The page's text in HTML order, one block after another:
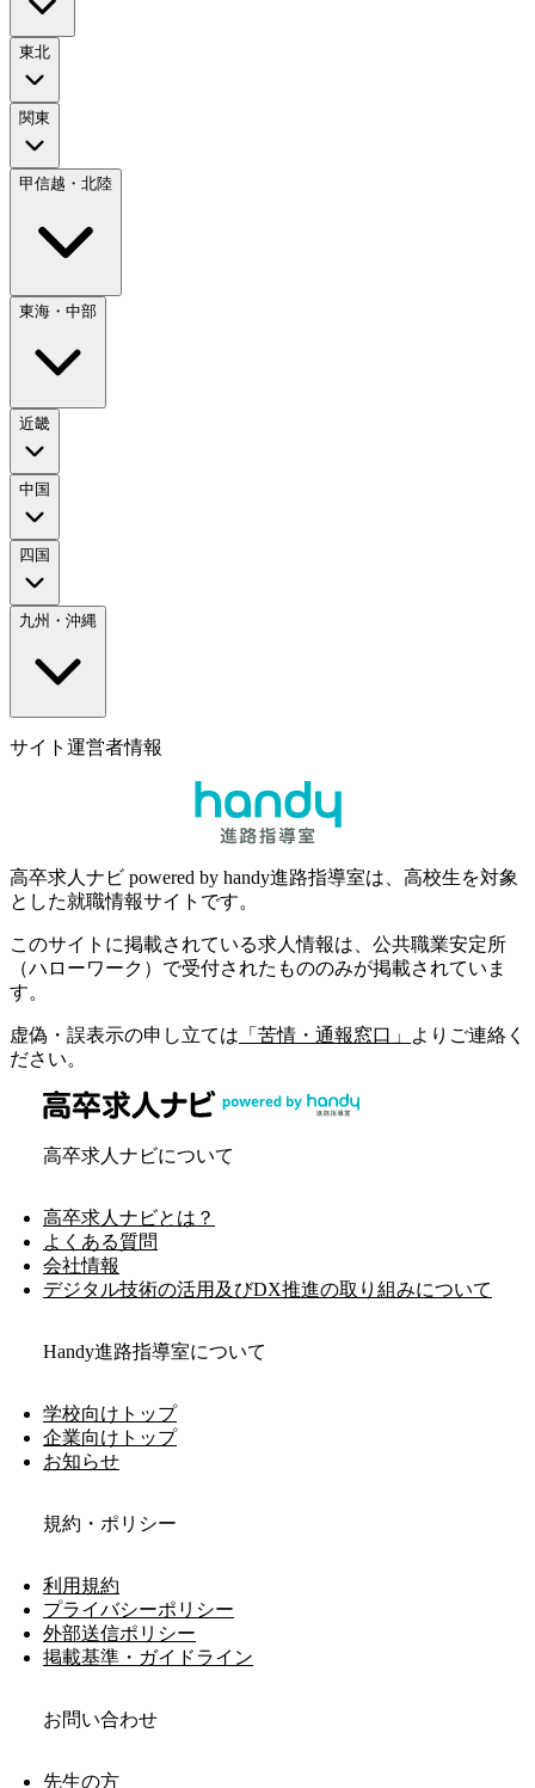
東北
関東
甲信越・北陸
東海・中部
近畿
中国
四国
九州・沖縄
サイト運営者情報
高卒求人ナビ powered by handy進路指導室は、高校生を対象
とした就職情報サイトです。
このサイトに掲載されている求人情報は、公共職業安定所
（ハローワーク）で受付されたもののみが掲載されていま
す。
虚偽・誤表示の申し立ては 「苦情・通報窓口」
よりご連絡く
ださい。
高卒求人ナビについて
高卒求人ナビとは？
よくある質問
会社情報
デジタル技術の活用及びDX推進の取り組みについて
Handy進路指導室について
学校向けトップ
企業向けトップ
お知らせ
規約・ポリシー
利用規約
プライバシーポリシー
外部送信ポリシー
掲載基準・ガイドライン
お問い合わせ
先生の方